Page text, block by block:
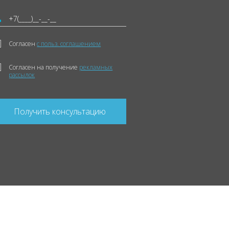
Согласенс польз. соглашением
Согласен на получение рекламных
рассылок
Получить консультацию